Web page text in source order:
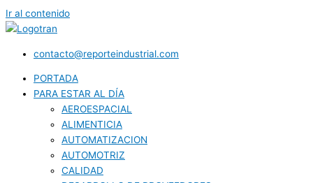
Ir al contenido
contacto@reporteindustrial.com
PORTADA
PARA ESTAR AL DÍA
AEROESPACIAL
ALIMENTICIA
AUTOMATIZACION
AUTOMOTRIZ
CALIDAD